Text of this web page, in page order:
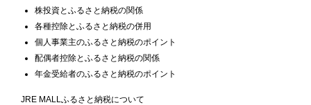
株投資とふるさと納税の関係
各種控除とふるさと納税の併用
個人事業主のふるさと納税のポイント
配偶者控除とふるさと納税の関係
年金受給者のふるさと納税のポイント
JRE MALLふるさと納税について